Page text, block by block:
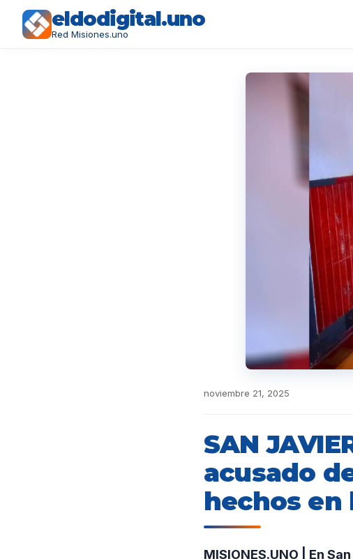
eldodigital.uno
Red Misiones.uno
noviembre 21, 2025
SAN
acusado
hechos en
MISIONES.UNO | En